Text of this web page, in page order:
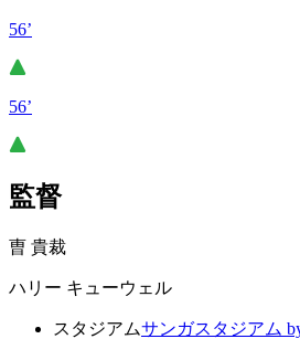
56’
56’
監督
曺 貴裁
ハリー キューウェル
スタジアムサンガスタジアム